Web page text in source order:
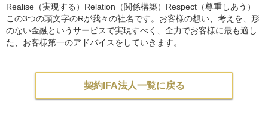
Realise（実現する）Relation（関係構築）Respect（尊重しあう）
この3つの頭文字のRが我々の社名です。お客様の想い、考えを、形
のない金融というサービスで実現すべく、全力でお客様に最も適し
た、お客様第一のアドバイスをしていきます。
契約IFA法人一覧に戻る